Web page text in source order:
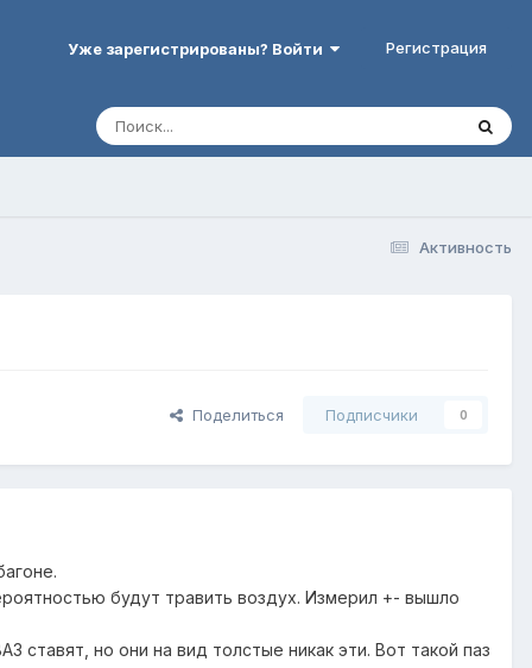
Уже зарегистрированы? Войти Регистрация
Активность
Поделиться Подписчики 0
будут травить воздух. Измерил +- вышло
ставят, но они на вид толстые никак эти. Вот такой паз